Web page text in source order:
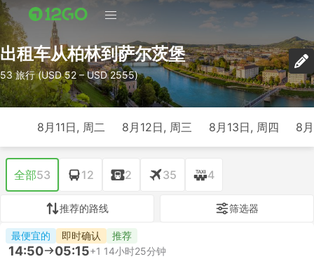
出租车从柏林到萨尔茨堡
53 旅行 (USD 52 – USD 2555)
8月11日, 周二 8月12日, 周三 8月13日, 周四 8
全部53 12 2 35 4
推荐的路线 筛选器
最便宜的 即时确认 推荐
14:50 05:15+1 14小时25分钟